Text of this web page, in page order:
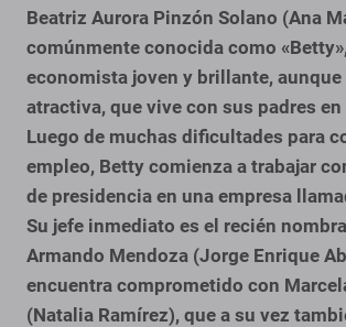
Beatriz Aurora Pinzón Solano (Ana
comúnmente conocida como
economista joven y brillante, aunque
atractiva, que vive con sus padres
Luego de muchas dificultades para
empleo, Betty comienza a trabajar
de presidencia en una empresa
Su jefe inmediato es el recién
Armando Mendoza (Jorge Enrique
encuentra comprometido con
(Natalia Ramírez), que a su vez